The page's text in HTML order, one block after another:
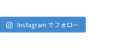
Instagram でフォロー